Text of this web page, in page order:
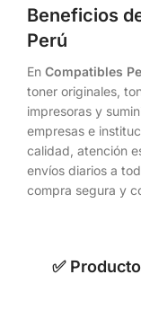
Beneficios
Perú
En Compatibles
toner originales,
impresoras y
empresas e
calidad, atención
envíos diarios a
compra segura y
✅